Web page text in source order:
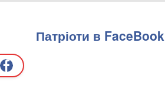
Патріоти в FaceBook